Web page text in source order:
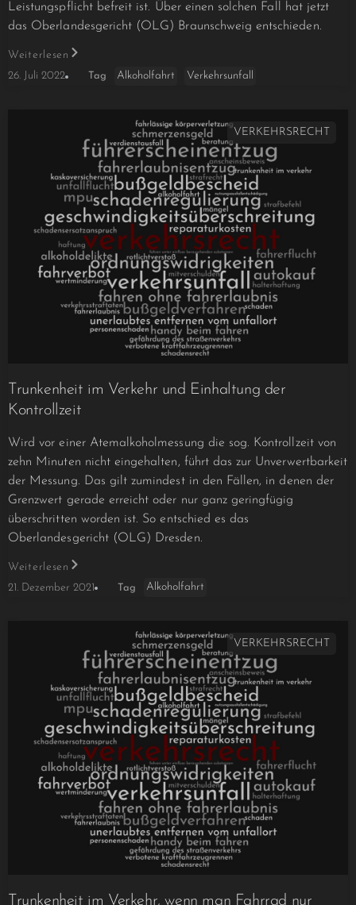
Leistungspflicht befreit ist. Über einen solchen Fall hat jetzt
das Oberlandesgericht (OLG) Braunschweig entschieden.
Weiterlesen
26. Juli 2022
Tag Alkoholfahrt Verkehrsunfall
Trunkenheit im Verkehr und Einhaltung der
Kontrollzeit
Wird vor einer Atemalkoholmessung die sog. Kontrollzeit von
zehn Minuten nicht eingehal­ten, führt das zur Unverwertbarkeit
der Messung. Das gilt zumindest in den Fällen, in denen der
Grenzwert gerade erreicht oder nur ganz geringfügig
überschritten worden ist. So ent­schied es das
Oberlandesgericht (OLG) Dresden.
Weiterlesen
21. Dezember 2021
Tag Alkoholfahrt
VERKEHRSRECHT
Trunkenheit im Verkehr, wenn man Fahrrad nur
VERKEHRSRECHT